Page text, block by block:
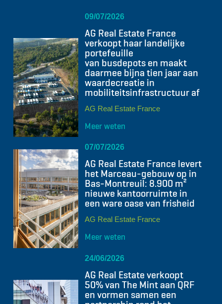
09/07/2026
AG Real Estate France
verkoopt haar landelijke
portefeuille
van busdepots en maakt
daarmee bijna tien jaar aan
waardecreatie in
mobiliteitsinfrastructuur af
AG Real Estate France
Meer weten
07/07/2026
AG Real Estate France levert
het Marceau-gebouw op in
Bas-Montreuil: 8.900 m²
nieuwe kantoorruimte in
een ware oase van frisheid
AG Real Estate France
Meer weten
24/06/2026
AG Real Estate verkoopt
50% van The Mint aan QRF
en vormen samen een